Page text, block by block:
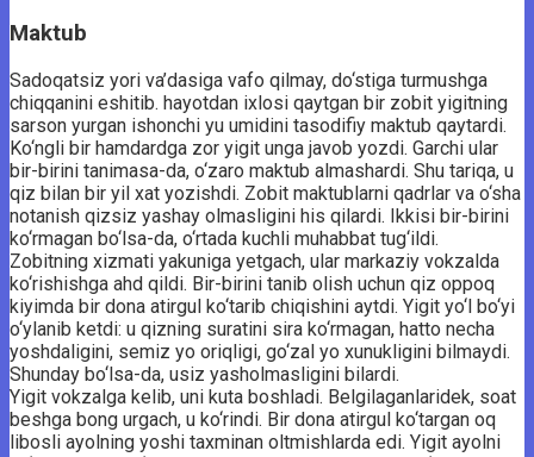
Maktub
Sadoqatsiz yori va’dasiga vafo qilmay, do‘stiga turmushga
chiqqanini eshitib. hayotdan ixlosi qaytgan bir zobit yigitning
sarson yurgan ishonchi yu umidini tasodifiy maktub qaytardi.
Ko‘ngli bir hamdardga zor yigit unga javob yozdi. Garchi ular
bir-birini tanimasa-da, o‘zaro maktub almashardi. Shu tariqa, u
qiz bilan bir yil xat yozishdi. Zobit maktublarni qadrlar va o‘sha
notanish qizsiz yashay olmasligini his qilardi. Ikkisi bir-birini
ko‘rmagan bo‘lsa-da, o‘rtada kuchli muhabbat tug‘ildi.
Zobitning xizmati yakuniga yetgach, ular markaziy vokzalda
ko‘rishishga ahd qildi. Bir-birini tanib olish uchun qiz oppoq
kiyimda bir dona atirgul ko‘tarib chiqishini aytdi. Yigit yo‘l bo‘yi
o‘ylanib ketdi: u qizning suratini sira ko‘rmagan, hatto necha
yoshdaligini, semiz yo oriqligi, go‘zal yo xunukligini bilmaydi.
Shunday bo‘lsa-da, usiz yasholmasligini bilardi.
Yigit vokzalga kelib, uni kuta boshladi. Belgilaganlaridek, soat
beshga bong urgach, u ko‘rindi. Bir dona atirgul ko‘targan oq
libosli ayolning yoshi taxminan oltmishlarda edi. Yigit ayolni